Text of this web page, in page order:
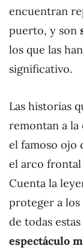
encuentran
puerto, y son
los que las
significativo.
Las historias
remontan a la
el famoso ojo
el arco frontal
Cuenta la
proteger a los
de todas
espectáculo